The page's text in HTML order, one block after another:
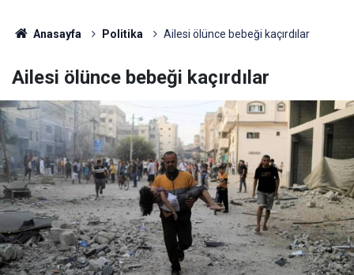
Anasayfa Politika Ailesi ölünce bebeği kaçırdılar
Ailesi ölünce bebeği kaçırdılar